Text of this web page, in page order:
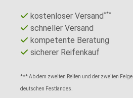
kostenloser Versand***
schneller Versand
kompetente Beratung
sicherer Reifenkauf
*** Ab dem zweiten Reifen und der zweiten
deutschen Festlandes.